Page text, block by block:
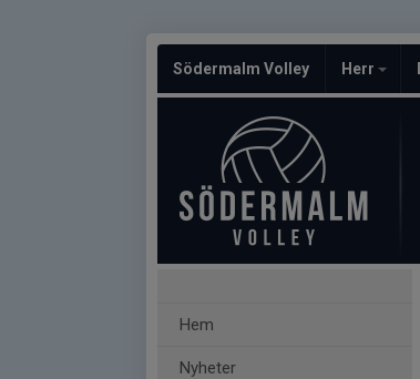
Södermalm Volley Herr
Hem
Nyheter